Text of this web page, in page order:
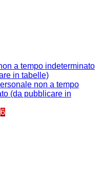
a tempo indeterminato
in tabelle)
non a tempo
(da pubblicare in
6